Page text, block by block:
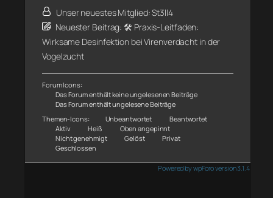
Unser neuestes Mitglied:St3ll4
Neuester Beitrag: 🛠️ Praxis-Leitfaden:
Wirksame Desinfektion bei Virenverdacht in der
Vogelzucht
Forum Icons:
Das Forum enthält keine ungelesenen Beiträge
Das Forum enthält ungelesene Beiträge
Themen-Icons:
Unbeantwortet
Beantwortet
Aktiv
Heiß
Oben angepinnt
Nicht genehmigt
Gelöst
Privat
Geschlossen
Powered by wpForo version 3.1.4